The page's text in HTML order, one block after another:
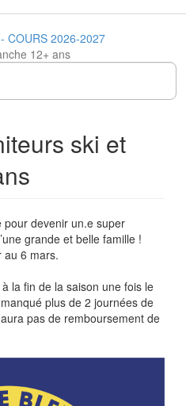
COURS 2026-2027
12+ ans
ski et
pour devenir un.e super
grande et belle famille !
au 6 mars.
la fin de la saison une fois le
plus de 2 journées de
pas de remboursement de